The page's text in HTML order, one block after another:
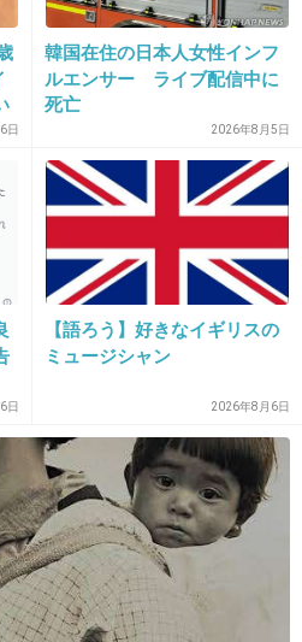
+718 -1
い？
な発言
るわ
+615 -1
して
日
韓国在住の日本人女性インフ
ルエンサー ライブ配信中に
死亡
2026年8月5日
日
【語ろう】好きなイギリスの
ミュージシャン
2026年8月6日